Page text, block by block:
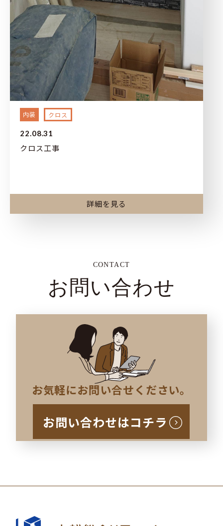
内装 クロス
22.08.31
クロス工事
詳細を見る
CONTACT
お問い合わせ
お気軽にお問い合せください。
お問い合わせはコチラ